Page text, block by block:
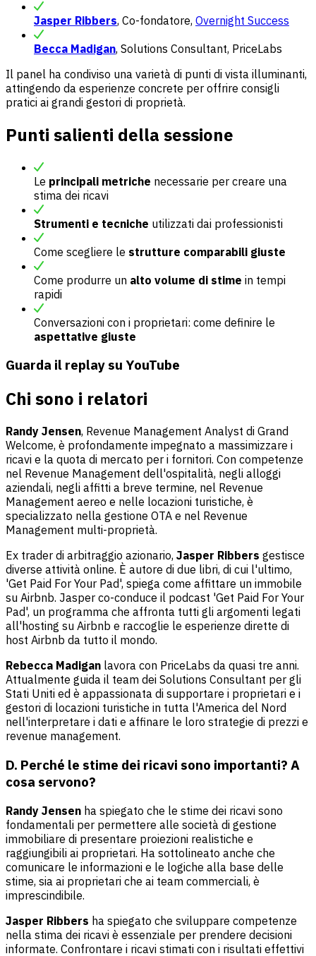
Jasper Ribbers, Co-fondatore, Overnight Success
Becca Madigan, Solutions Consultant, PriceLabs
Il panel ha condiviso una varietà di punti di vista illuminanti,
attingendo da esperienze concrete per offrire consigli
pratici ai grandi gestori di proprietà.
Punti salienti della sessione
Le principali metriche necessarie per creare una
stima dei ricavi
Strumenti e tecniche utilizzati dai professionisti
Come scegliere le strutture comparabili giuste
Come produrre un alto volume di stime in tempi
rapidi
Conversazioni con i proprietari: come definire le
aspettative giuste
Guarda il replay su YouTube
Chi sono i relatori
Randy Jensen, Revenue Management Analyst di Grand
Welcome, è profondamente impegnato a massimizzare i
ricavi e la quota di mercato per i fornitori. Con competenze
nel Revenue Management dell'ospitalità, negli alloggi
aziendali, negli affitti a breve termine, nel Revenue
Management aereo e nelle locazioni turistiche, è
specializzato nella gestione OTA e nel Revenue
Management multi-proprietà.
Ex trader di arbitraggio azionario, Jasper Ribbers gestisce
diverse attività online. È autore di due libri, di cui l'ultimo,
'Get Paid For Your Pad', spiega come affittare un immobile
su Airbnb. Jasper co-conduce il podcast 'Get Paid For Your
Pad', un programma che affronta tutti gli argomenti legati
all'hosting su Airbnb e raccoglie le esperienze dirette di
host Airbnb da tutto il mondo.
Rebecca Madigan lavora con PriceLabs da quasi tre anni.
Attualmente guida il team dei Solutions Consultant per gli
Stati Uniti ed è appassionata di supportare i proprietari e i
gestori di locazioni turistiche in tutta l'America del Nord
nell'interpretare i dati e affinare le loro strategie di prezzi e
revenue management.
D. Perché le stime dei ricavi sono importanti? A
cosa servono?
Randy Jensen ha spiegato che le stime dei ricavi sono
fondamentali per permettere alle società di gestione
immobiliare di presentare proiezioni realistiche e
raggiungibili ai proprietari. Ha sottolineato anche che
comunicare le informazioni e le logiche alla base delle
stime, sia ai proprietari che ai team commerciali, è
imprescindibile.
Jasper Ribbers ha spiegato che sviluppare competenze
nella stima dei ricavi è essenziale per prendere decisioni
informate. Confrontare i ricavi stimati con i risultati effettivi